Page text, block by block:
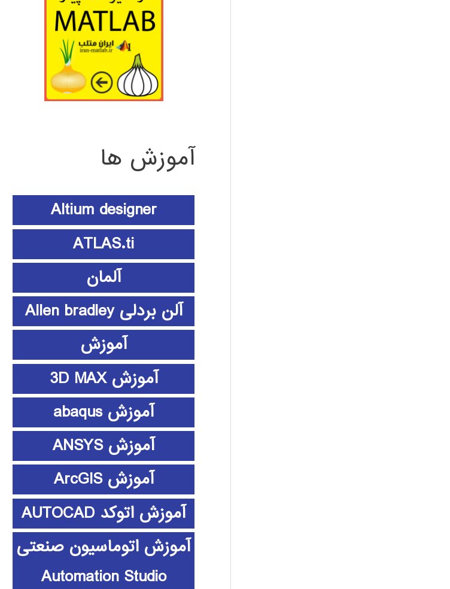
آموزش ها
Altium designer
ATLAS.ti
آلمان
آلن بردلی Allen bradley
آموزش
آموزش 3D MAX
آموزش abaqus
آموزش ANSYS
آموزش ArcGIS
آموزش اتوکد AUTOCAD
آموزش اتوماسیون صنعتی
Automation Studio